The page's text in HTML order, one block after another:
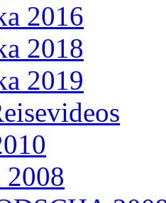
2016
2018
2019
2008